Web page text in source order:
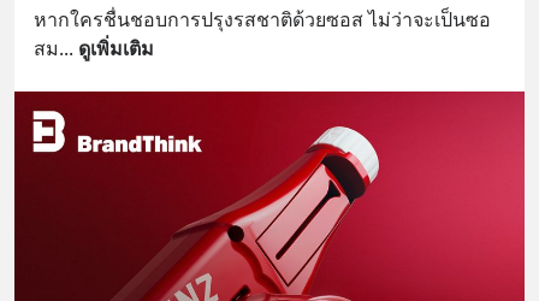
หากใครชื่นชอบการปรุงรสชาติด้วยซอส ไม่ว่าจะเป็นซอ
สม... ดูเพิ่มเติม